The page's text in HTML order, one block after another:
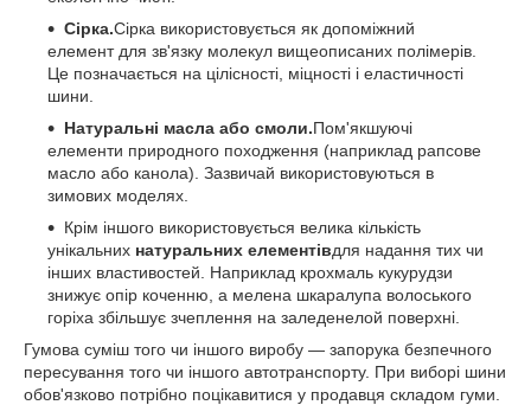
Сірка.Сірка використовується як допоміжний
елемент для зв'язку молекул вищеописаних полімерів.
Це позначається на цілісності, міцності і еластичності
шини.
Натуральні масла або смоли.Пом'якшуючі
елементи природного походження (наприклад рапсове
масло або канола). Зазвичай використовуються в
зимових моделях.
Крім іншого використовується велика кількість
унікальних натуральних елементівдля надання тих чи
інших властивостей. Наприклад крохмаль кукурудзи
знижує опір коченню, а мелена шкаралупа волоського
горіха збільшує зчеплення на заледенелой поверхні.
Гумова суміш того чи іншого виробу — запорука безпечного
пересування того чи іншого автотранспорту. При виборі шини
обов'язково потрібно поцікавитися у продавця складом гуми.